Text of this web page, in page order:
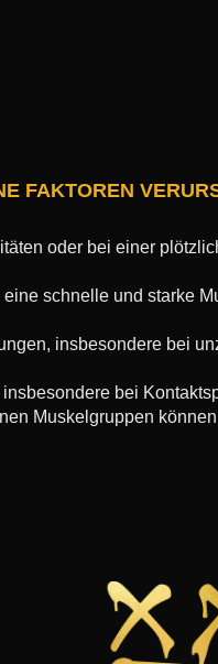
FAKTOREN
oder bei einer
schnelle und starke
insbesondere bei
bei
Muskelgruppen